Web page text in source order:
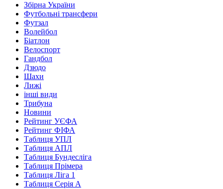
Збірна України
Футбольні трансфери
Футзал
Волейбол
Біатлон
Велоспорт
Гандбол
Дзюдо
Шахи
Лижі
інші види
Трибуна
Новини
Рейтинг УЄФА
Рейтинг ФІФА
Таблиця УПЛ
Таблиця АПЛ
Таблиця Бундесліга
Таблиця Прімера
Таблиця Ліга 1
Таблиця Серія А